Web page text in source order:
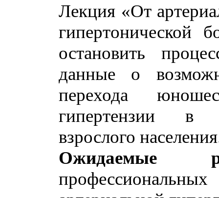
Лекция «От
гипертонической
остановить
данные о
перехода
гипертензии в
взрослого
Ожидаемые